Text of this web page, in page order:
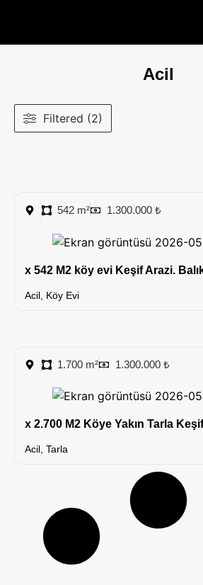
Acil
Filtered (2)
542 m² 1.300.000 ₺
x 542 M2 köy evi Keşif Arazi.
Acil Köy Evi
1.700 m² 1.300.000 ₺
x 2.700 M2 Köye Yakın Tarla
Acil, Tarla